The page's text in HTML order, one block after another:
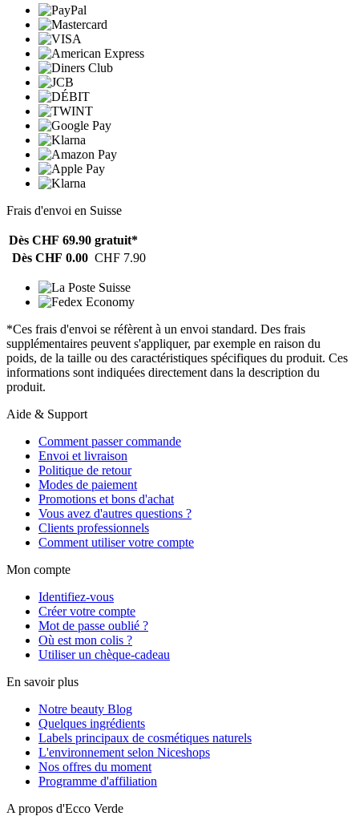
Frais d'envoi en Suisse
Dès CHF 69.90 gratuit*
Dès CHF 0.00 CHF 7.90
*Ces frais d'envoi se réfèrent à un envoi standard. Des frais
supplémentaires peuvent s'appliquer, par exemple en raison du
poids, de la taille ou des caractéristiques spécifiques du produit. Ces
informations sont indiquées directement dans la description du
produit.
Aide & Support
Comment passer commande
Envoi et livraison
Politique de retour
Modes de paiement
Promotions et bons d'achat
Vous avez d'autres questions ?
Clients professionnels
Comment utiliser votre compte
Mon compte
Identifiez-vous
Créer votre compte
Mot de passe oublié ?
Où est mon colis ?
Utiliser un chèque-cadeau
En savoir plus
Notre beauty Blog
Quelques ingrédients
Labels principaux de cosmétiques naturels
L'environnement selon Niceshops
Nos offres du moment
Programme d'affiliation
A propos d'Ecco Verde